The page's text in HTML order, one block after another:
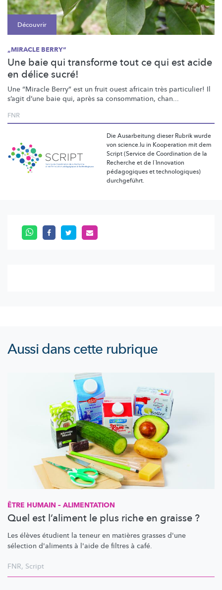
Découvrir
„MIRACLE BERRY“
Une baie qui transforme tout ce qui est acide
en délice sucré!
Une “Miracle Berry” est un fruit ouest africain très particulier! Il
s’agit d’une baie qui, après sa consommation, chan...
FNR
Die Ausarbeitung dieser Rubrik wurde
von science.lu in Kooperation mit dem
Script (Service de Coordination de la
Recherche et de l´Innovation
pédagogiques et technologiques)
durchgeführt.
Aussi dans cette rubrique
ÊTRE HUMAIN – ALIMENTATION
Quel est l’aliment le plus riche en graisse ?
Les élèves étudient la teneur en matières grasses d'une
sélection d'aliments à l'aide de filtres à café.
FNR, Script